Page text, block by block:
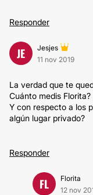
Responder
JE
Jesjes
11 nov 2019
La verdad que te
Cuánto medis Florita?
Y con respecto a los
algún lugar privado?
Responder
FL
Florita
12 nov